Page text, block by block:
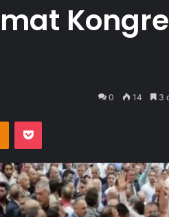
0 14 3
Odnoklassniki
Pocket